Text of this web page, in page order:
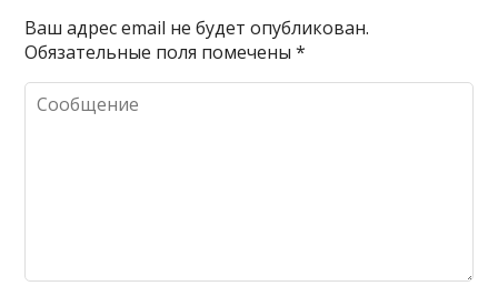
Ваш адрес email не будет опубликован.
Обязательные поля помечены*